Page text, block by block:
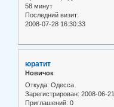
58 минут
Последний визит:
2008-07-28 16:30:33
юратит
Новичок
Откуда: Одесса
Зарегистрирован: 2008-06-21
Приглашений: 0